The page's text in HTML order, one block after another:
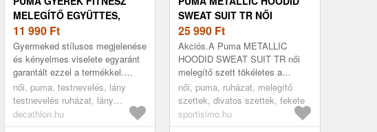
MELEGÍTŐ EGYÜTTES,
11 990 Ft
Gyermeked stílusos megjelenése
és kényelmes viselete egyaránt
garantált ezzel a termékkel.
Ideális gyermeked
sporttevékenységeihez.
női, puma, testnevelés, lány
testnevelés ruházat, lány
melegítő együttes, 116cm 5-6a
decathlon.hu
SWEAT SUIT TR NŐI
MELEGÍTŐ SZETT, FEKETE,
MÉRET
25 990 Ft
Akciós.A Puma METALLIC
HOODID SWEAT SUIT TR női
melegítő szett tökéletes a
szabadidőben vagy amikor
otthon szeretnél kényelmesen
pihenni. A pulóver teljes...
női, puma, ruházat, melegítő
szettek, divatos szettek, fekete
sportisimo.hu